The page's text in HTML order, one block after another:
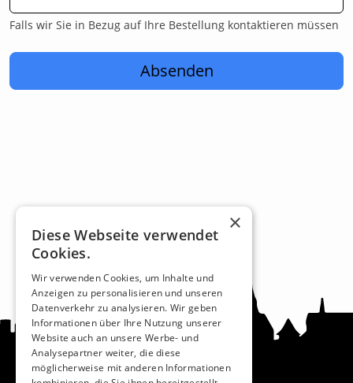
Falls wir Sie in Bezug auf Ihre Bestellung kontaktieren müssen
Absenden
×
Diese Webseite verwendet
Cookies.
Wir verwenden Cookies, um Inhalte und
Anzeigen zu personalisieren und unseren
Datenverkehr zu analysieren. Wir geben
Informationen über Ihre Nutzung unserer
Website auch an unsere Werbe- und
Analysepartner weiter, die diese
möglicherweise mit anderen Informationen